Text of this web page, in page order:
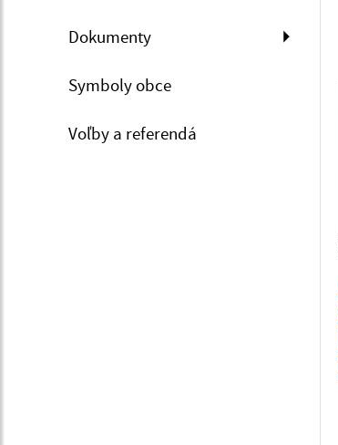
Dokumenty
Symboly obce
Voľby a referendá